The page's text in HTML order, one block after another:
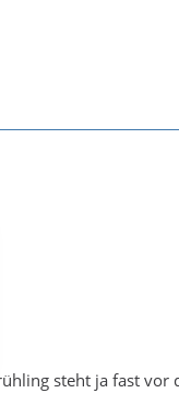
steht ja fast